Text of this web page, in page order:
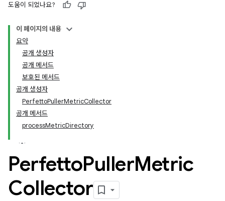
도움이 되었나요?
이 페이지의 내용
요약
공개 생성자
공개 메서드
보호된 메서드
공개 생성자
PerfettoPullerMetricCollector
공개 메서드
processMetricDirectory
PerfettoPullerMetric
Collector